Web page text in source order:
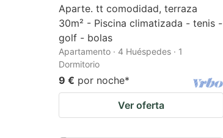
Aparte. tt comodidad, terraza
30m² - Piscina climatizada - tenis -
golf - bolas
Apartamento · 4 Huéspedes · 1
Dormitorio
9 € por noche*
Ver oferta